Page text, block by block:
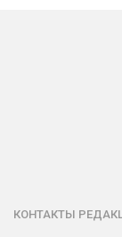
КОНТАКТЫ